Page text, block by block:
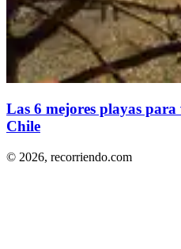
Las 6 mejores playas
Chile
© 2026, recorriendo.com